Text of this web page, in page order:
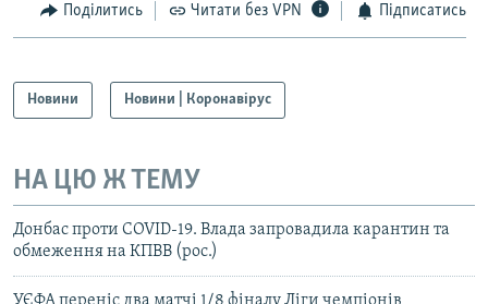
Поділитись Читати без VPN Підписатись
Новини Новини | Коронавірус
НА ЦЮ Ж ТЕМУ
Донбас проти COVID-19. Влада запровадила карантин та
обмеження на КПВВ (рос.)
УЄФА переніс два матчі 1/8 фіналу Ліги чемпіонів